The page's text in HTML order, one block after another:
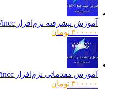
آموزش پیشرفته نرم‌افزار Wincc به صورت تصویری
۳۰۰۰۰۰ تومان
آموزش مقدماتی نرم‌افزار Wincc به صورت تصویری
۳۰۰۰۰۰ تومان